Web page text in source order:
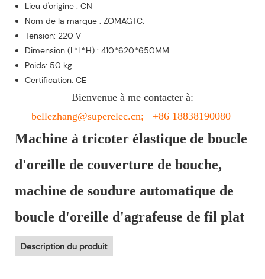
Lieu d'origine : CN
Nom de la marque : ZOMAGTC.
Tension: 220 V
Dimension (L*L*H) : 410*620*650MM
Poids: 50 kg
Certification: CE
Bienvenue à me contacter à:
bellezhang@superelec.cn; +86 18838190080
Machine à tricoter élastique de boucle
d'oreille de couverture de bouche,
machine de soudure automatique de
boucle d'oreille d'agrafeuse de fil plat
Description du produit